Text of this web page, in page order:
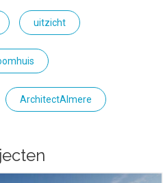
uitzicht
ArchitectAlmere